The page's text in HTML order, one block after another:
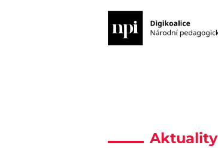
Aktuality